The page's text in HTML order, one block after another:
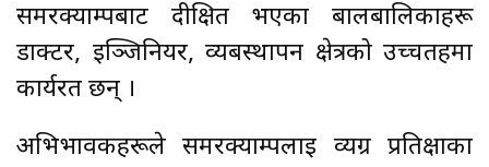
समरक्याम्पबाट दीक्षित भएका बालबालिकाहरू
डाक्टर, इञ्जिनियर, व्यबस्थापन क्षेत्रको उच्चतहमा
कार्यरत छन् ।
अभिभावकहरूले समरक्याम्पलाइ व्यग्र प्रतिक्षाका